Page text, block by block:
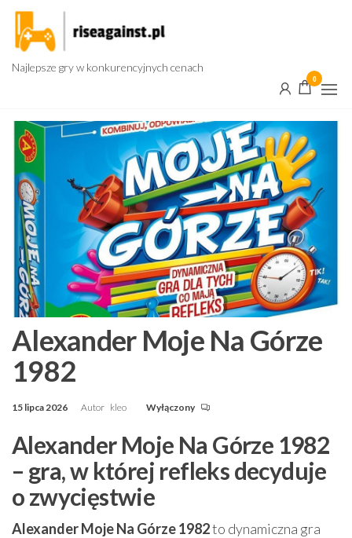
Przejdź
treści
Najlepsze gry w konkurencyjnych cenach
0
Alexander Moje Na Górze
1982
15 lipca 2026 Autor kleo Wyłączony
Alexander Moje Na Górze 1982
– gra, w której refleks decyduje
o zwycięstwie
Alexander Moje Na Górze 1982to dynamiczna gra